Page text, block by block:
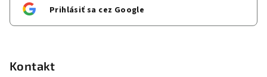
Prihlásiť sa cez Google
Kontakt